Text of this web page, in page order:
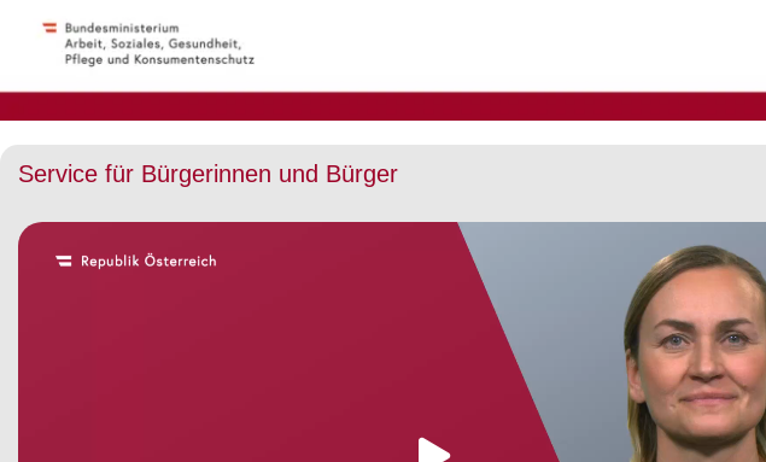
Service für Bürgerinnen und Bürger